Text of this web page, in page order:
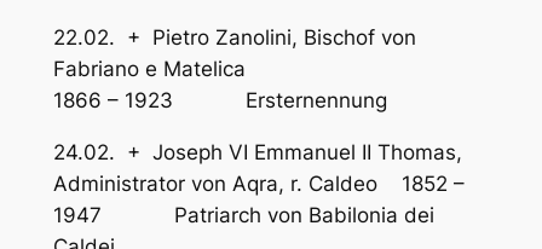
22.02. + Pietro Zanolini, Bischof von
Fabriano e Matelica
1866 – 1923 Ersternennung
24.02. + Joseph VI Emmanuel II Thomas,
Administrator von Aqra, r. Caldeo 1852 –
1947 Patriarch von Babilonia dei